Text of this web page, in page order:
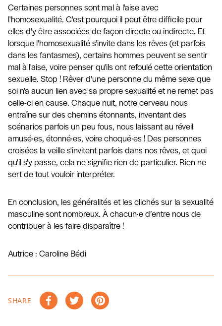
Certaines personnes sont mal à l'aise avec
l'homosexualité. C'est pourquoi il peut être difficile pour
elles d'y être associées de façon directe ou indirecte. Et
lorsque l'homosexualité s'invite dans les rêves (et parfois
dans les fantasmes), certains hommes peuvent se sentir
mal à l'aise, voire penser qu'ils ont refoulé cette orientation
sexuelle. Stop ! Rêver d'une personne du même sexe que
soi n'a aucun lien avec sa propre sexualité et ne remet pas
celle-ci en cause. Chaque nuit, notre cerveau nous
entraîne sur des chemins étonnants, inventant des
scénarios parfois un peu fous, nous laissant au réveil
amusé·es, étonné·es, voire choqué·es ! Des personnes
croisées la veille s'invitent parfois dans nos rêves, et quoi
qu'il s'y passe, cela ne signifie rien de particulier. Rien ne
sert de tout vouloir interpréter.
En conclusion, les généralités et les clichés sur la sexualité
masculine sont nombreux. À chacun·e d’entre nous de
contribuer à les faire disparaître !
Autrice : Caroline Bédi
SHARE Share on Facebook
Tweet on TwitterPin on Pinterest